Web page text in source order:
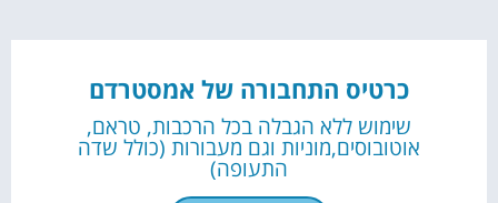
כרטיס התחבורה של אמסטרדם
שימוש ללא הגבלה בכל הרכבות, טראם,
אוטובוסים,מוניות וגם מעבורות (כולל שדה
התעופה)